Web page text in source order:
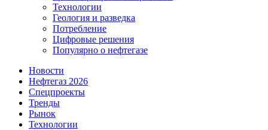
Технологии
Геология и разведка
Потребление
Цифровые решения
Популярно о нефтегазе
Новости
Нефтегаз 2026
Спецпроекты
Тренды
Рынок
Технологии